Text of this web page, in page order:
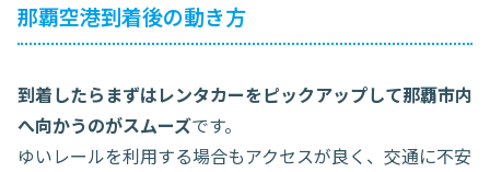
那覇空港到着後の動き方
到着したらまずはレンタカーをピックアップして那覇市内
へ向かうのがスムーズです。
ゆいレールを利用する場合もアクセスが良く、交通に不安